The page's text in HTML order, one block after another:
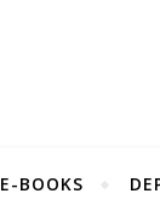
E-BOOKS